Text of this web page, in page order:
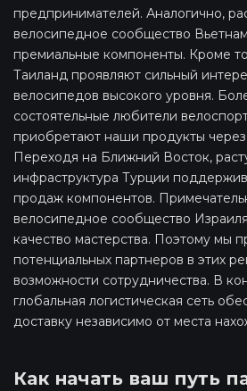
предпринимателей. Аналогично,
велосипедное сообщество
премиальные компоненты. Кроме
Таиланд проявляют сильный
велосипедов высокого уровня.
состоятельные любители
приобретают наши продукты
Переходя на Ближний Восток,
инфраструктура Турции
продаж компонентов.
велосипедное сообщество
качество мастерства. Поэтому мы
потенциальных партнеров в этих
возможности сотрудничества. В
глобальная логистическая сеть
доставку независимо от места
Как начать ваш путь